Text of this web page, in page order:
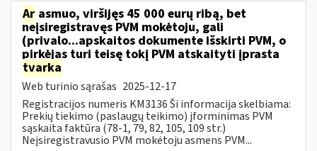
Ar asmuo, viršijęs 45 000 eurų ribą, bet
neįsiregistravęs PVM mokėtoju, gali
(privalo...apskaitos dokumente išskirti PVM, o
pirkėjas turi teisę tokį PVM atskaityti įprasta
tvarka
Web turinio sąrašas 2025-12-17
Registracijos numeris KM3136 Ši informacija skelbiama:
Prekių tiekimo (paslaugų teikimo) įforminimas PVM
sąskaita faktūra (78-1, 79, 82, 105, 109 str.)
Neįsiregistravusio PVM mokėtoju asmens PVM...